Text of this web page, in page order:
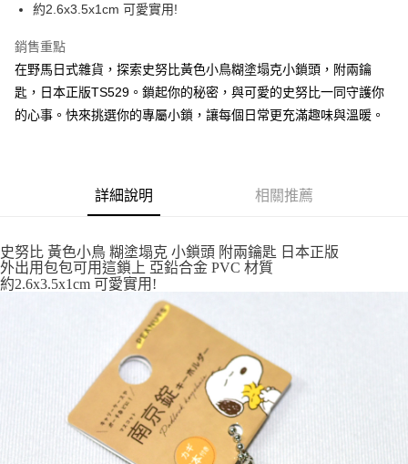
國泰世華商業銀行
匯豐（台灣）商業銀行
聯邦商業銀行
遠東國際商業銀行
元大商業銀行
永豐商業銀行
台新國際商業銀行
中國信託商業銀行
街口支付
悠遊付
Google Pay
每筆NT$65，滿NT$999(含以上)免運費
付款後全家取貨
每筆NT$65，滿NT$999(含以上)免運費
每筆NT$65，滿NT$999(含以上)免運費
付款後7-11取貨
每筆NT$65，滿NT$999(含以上)免運費
約2.6x3.5x1cm 可愛實用!
銷售重點
在野馬日式雜貨，探索史努比黃色小鳥糊塗塌克小鎖頭，附兩鑰
匙，日本正版TS529。鎖起你的秘密，與可愛的史努比一同守護你
的心事。快來挑選你的專屬小鎖，讓每個日常更充滿趣味與溫暖。
詳細說明 相關推薦
史努比 黃色小鳥 糊塗塌克 小鎖頭 附兩鑰匙 日本正版
外出用包包可用這鎖上 亞鉛合金 PVC 材質
約2.6x3.5x1cm 可愛實用!